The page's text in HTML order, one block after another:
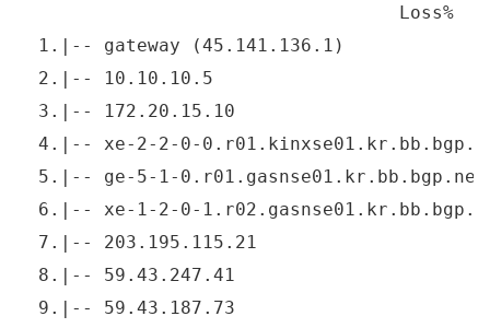
Loss%
1.|-- gateway (45.141.136.1)
2.|-- 10.10.10.5
3.|-- 172.20.15.10
4.|-- xe-2-2-0-
5.|-- ge-5-1-
6.|-- xe-1-2-0-
7.|-- 203.195.115.21
8.|-- 59.43.247.41
9.|-- 59.43.187.73